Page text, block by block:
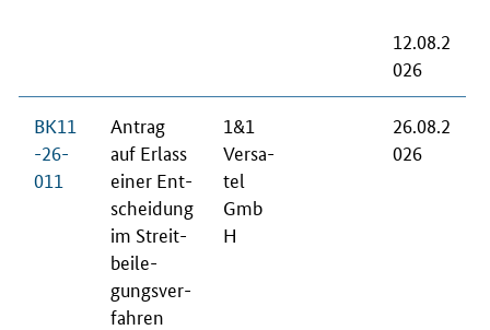
12.08.2
026
BK11
-26-
011
An­trag
auf Er­lass
ei­ner Ent­
schei­dung
im Streit­
bei­le­
gungs­ver­
fah­ren
1&1
Ver­sa­
tel
Gmb
H
26.08.2
026